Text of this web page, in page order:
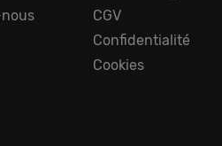
CGV
Confidentialité
Cookies